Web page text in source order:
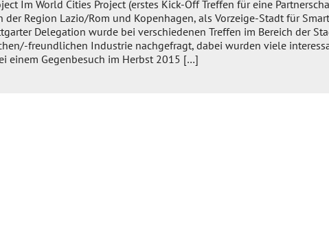
Stadt
Stuttgart
Im World Cities Project (erstes Kick-Off Treffen für eine
der Region Lazio/Rom und Kopenhagen, als Vorzeige-Stadt für
Delegation wurde bei verschiedenen Treffen im Bereich der
freundlichen Industrie nachgefragt, dabei wurden viele
einem Gegenbesuch im Herbst 2015 […]